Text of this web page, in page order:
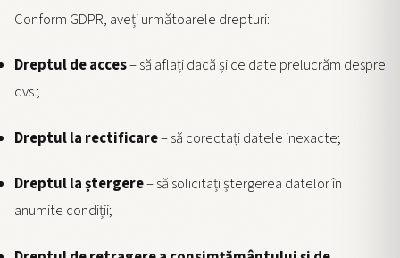
Conform GDPR, aveți următoarele drepturi:
Dreptul de acces– să aflați dacă și ce date prelucrăm despre
dvs.;
Dreptul la rectificare– să corectați datele inexacte;
Dreptul la ștergere– să solicitați ștergerea datelor în
anumite condiții;